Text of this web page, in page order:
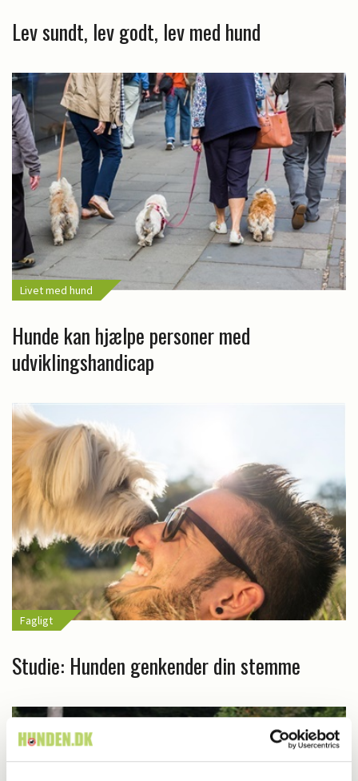
Lev sundt, lev godt, lev med hund
Livet med hund
Hunde kan hjælpe personer med
udviklingshandicap
Fagligt
Studie: Hunden genkender din stemme